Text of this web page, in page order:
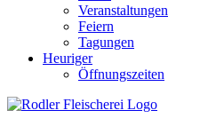
Veranstaltungen
Feiern
Tagungen
Heuriger
Öffnungszeiten